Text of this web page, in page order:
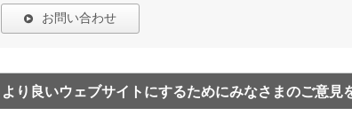
お問い合わせ
より良いウェブサイトにするためにみなさまのご意見